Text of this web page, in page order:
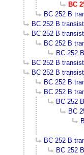
BC
BC 252 B
BC 252 B
BC 252 B
BC 252 B
BC 252
BC 252 B
BC 252 B
BC 252 B
BC 252 B
BC 252
BC
BC 252 B
BC 252